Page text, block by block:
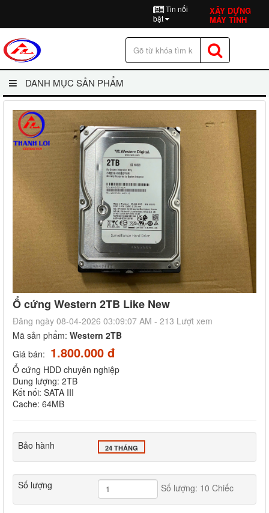
Tin nổi
bật
XÂY DỰNG
MÁY TÍNH
DANH MỤC SẢN PHẨM
Ổ cứng Western 2TB Like New
Đăng ngày 08-04-2026 03:09:07 AM - 213 Lượt xem
Mã sản phẩm: Western 2TB
Giá bán: 1.800.000 đ
Ổ cứng HDD chuyên nghiệp
Dung lượng: 2TB
Kết nối: SATA III
Cache: 64MB
Bảo hành 24 THÁNG
Số lượng Số lượng: 10 Chiếc